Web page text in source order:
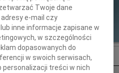
Nekrologi Gdańsk
Twoje dane
adresy e-mail czy
inne informacje zapisane w
w szczególności
dopasowanych do
w swoich serwisach,
personalizacji treści w nich